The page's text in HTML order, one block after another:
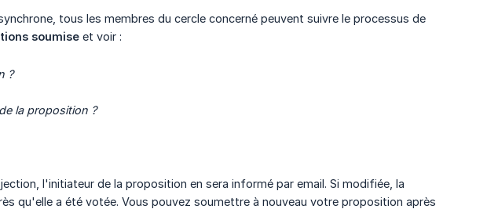
tous les membres du cercle concerné peuvent suivre le processus de
soumise et voir :
?
la proposition ?
l'initiateur de la proposition en sera informé par email. Si modifiée, la
qu'elle a été votée. Vous pouvez soumettre à nouveau votre proposition après